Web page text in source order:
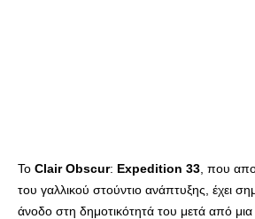
Το Clair Obscur: Expedition 33 , που
του γαλλικού στούντιο ανάπτυξης, έχει
άνοδο στη δημοτικότητά του μετά από